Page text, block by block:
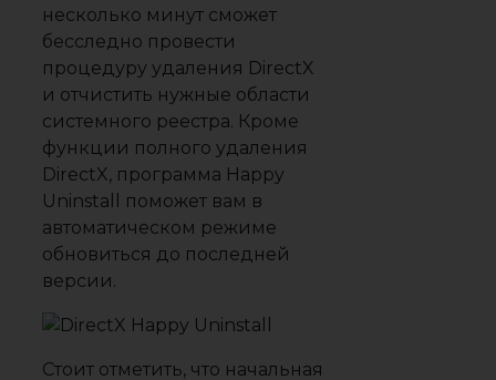
несколько минут сможет
бесследно провести
процедуру удаления DirectX
и отчистить нужные области
системного реестра. Кроме
функции полного удаления
DirectX, программа Happy
Uninstall поможет вам в
автоматическом режиме
обновиться до последней
версии.
Стоит отметить, что начальная